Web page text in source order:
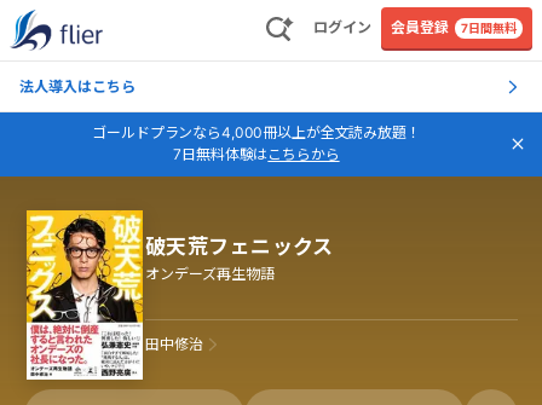
ログイン 会員登録 7日間無料
法人導入はこちら
ゴールドプランなら4,000冊以上が全文読み放題！
7日無料体験はこちらから
破天荒フェニックス
オンデーズ再生物語
田中修治